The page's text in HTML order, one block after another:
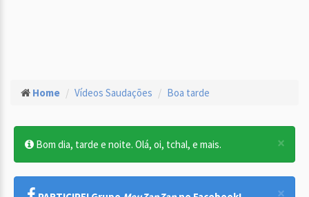
Home Vídeos Saudações Boa tarde
×
Bom dia, tarde e noite. Olá, oi, tchal, e mais.
×